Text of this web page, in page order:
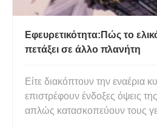
Εφευρετικότητα:Πώς το
πετάξει σε άλλο πλανήτη
Είτε διακόπτουν την εναέρια
επιστρέφουν ένδοξες όψεις
απλώς κατασκοπεύουν τους